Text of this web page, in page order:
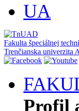
UA
Fakulta špeciálnej
Trenčianska univerzita
Profil